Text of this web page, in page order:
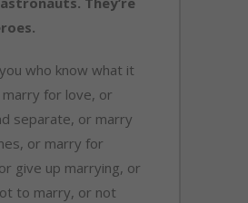
who know what it
for love, or
separate, or marry
or marry for
give up marrying, or
to marry, or not